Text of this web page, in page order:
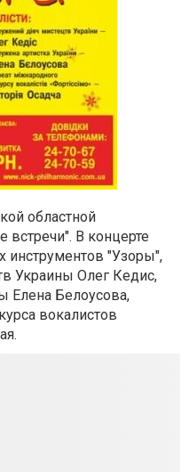
областной
В концерте
инструментов "Узоры",
Украины Олег Кедис,
Елена Белоусова,
вокалистов